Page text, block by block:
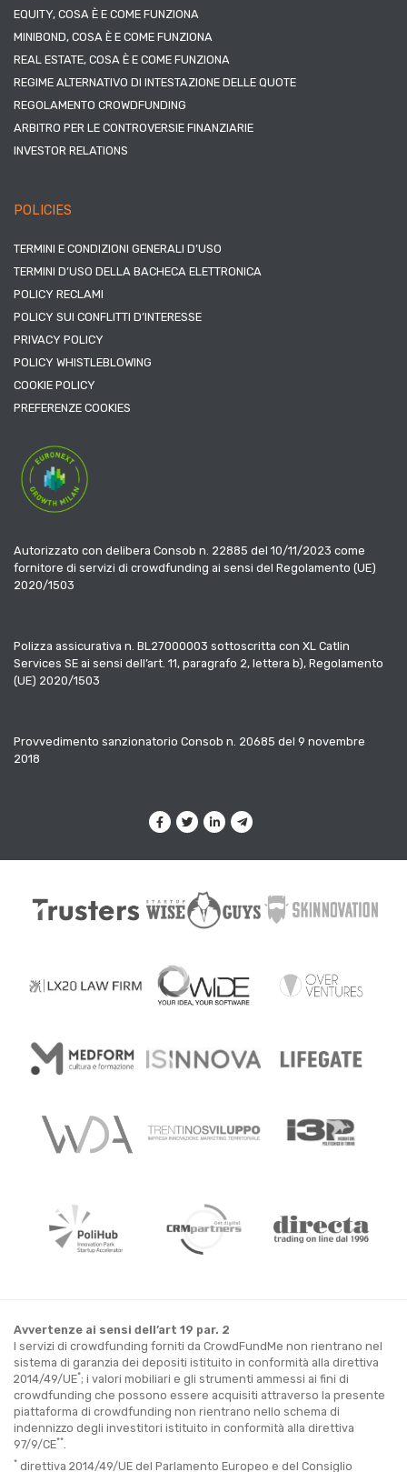
EQUITY, COSA È E COME FUNZIONA
MINIBOND, COSA È E COME FUNZIONA
REAL ESTATE, COSA È E COME FUNZIONA
REGIME ALTERNATIVO DI INTESTAZIONE DELLE QUOTE
REGOLAMENTO CROWDFUNDING
ARBITRO PER LE CONTROVERSIE FINANZIARIE
INVESTOR RELATIONS
POLICIES
TERMINI E CONDIZIONI GENERALI D’USO
TERMINI D’USO DELLA BACHECA ELETTRONICA
POLICY RECLAMI
POLICY SUI CONFLITTI D’INTERESSE
PRIVACY POLICY
POLICY WHISTLEBLOWING
COOKIE POLICY
PREFERENZE COOKIES
Autorizzato con delibera Consob n. 22885 del 10/11/2023 come
fornitore di servizi di crowdfunding ai sensi del Regolamento (UE)
2020/1503
Polizza assicurativa n. BL27000003 sottoscritta con XL Catlin
Services SE ai sensi dell’art. 11, paragrafo 2, lettera b), Regolamento
(UE) 2020/1503
Provvedimento sanzionatorio Consob n. 20685 del 9 novembre
2018
Avvertenze ai sensi dell’art 19 par. 2
I servizi di crowdfunding forniti da CrowdFundMe non rientrano nel
sistema di garanzia dei depositi istituito in conformità alla direttiva
2014/49/UE*; i valori mobiliari e gli strumenti ammessi ai fini di
crowdfunding che possono essere acquisiti attraverso la presente
piattaforma di crowdfunding non rientrano nello schema di
indennizzo degli investitori istituito in conformità alla direttiva
97/9/CE**
* direttiva 2014/49/UE del Parlamento Europeo e del Consiglio